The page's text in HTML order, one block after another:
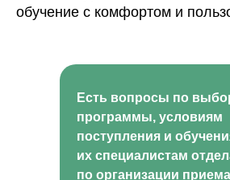
обучение с комфортом и
Есть вопросы по
программы, условиям
поступления и
их специалистам
по организации